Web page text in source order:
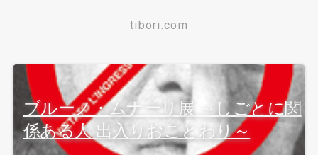
tibori.com
ブルーノ・ムナーリ展 ～しごとに関
係ある人 出入りおことわり～